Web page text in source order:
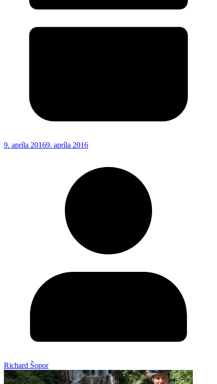
9. apríla 20169. apríla 2016
Richard Šopor